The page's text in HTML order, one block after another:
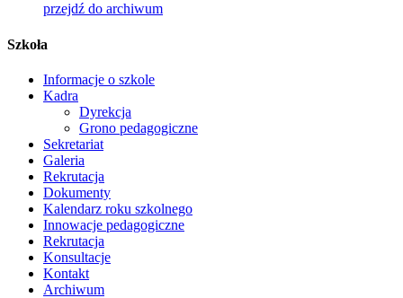
przejdź do archiwum
Szkoła
Informacje o szkole
Kadra
Dyrekcja
Grono pedagogiczne
Sekretariat
Galeria
Rekrutacja
Dokumenty
Kalendarz roku szkolnego
Innowacje pedagogiczne
Rekrutacja
Konsultacje
Kontakt
Archiwum